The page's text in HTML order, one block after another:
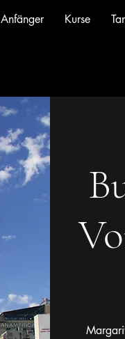
Anfänger Kurse